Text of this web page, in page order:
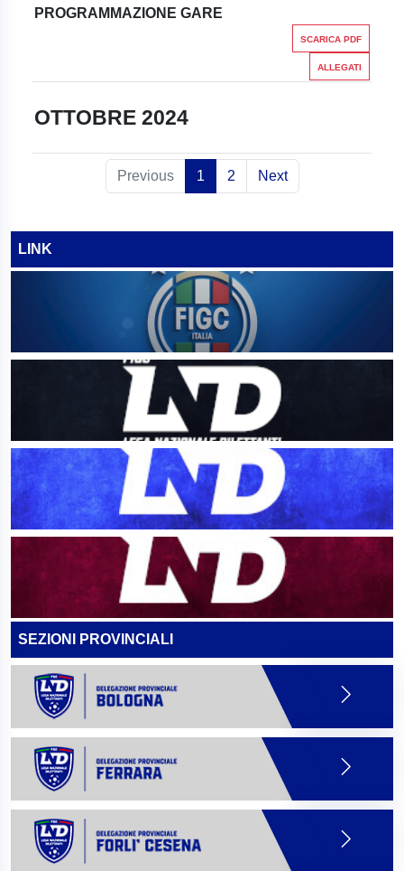
PROGRAMMAZIONE GARE
SCARICA PDF
ALLEGATI
OTTOBRE 2024
Previous 1 2 Next
LINK
SEZIONI PROVINCIALI